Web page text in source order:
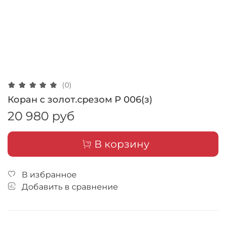
(0)
Коран с золот.срезом Р 006(з)
20 980 руб
В корзину
В избранное
Добавить в сравнение